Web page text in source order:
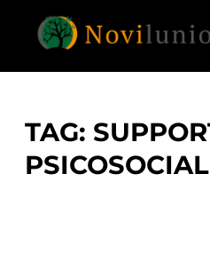
NOVILUNIO
Un aiuto con concreto
TAG: